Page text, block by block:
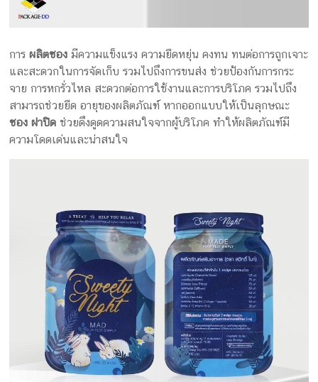
การผลิตซอง มีความแข็งแรง ความยืดหยุ่น คงทน ทนต่อการถูกเจาะ
และสะดวกในการจัดเก็บ รวมไปถึงการขนส่ง ช่วยป้องกันการกระ
จาย การหกรั่วไหล สะดวกต่อการใช้งานและการบริโภค รวมไปถึง
สามารถช่วยยืด อายุของผลิตภัณฑ์ หากออกแบบให้เป็นลุกษณะ
ซอง ฝาปิด ช่วยดึงดูดความสนใจจากผู้บริโภค ทำให้ผลิตภัณฑ์มี
ความโดดเด่นและน่าสนใจ